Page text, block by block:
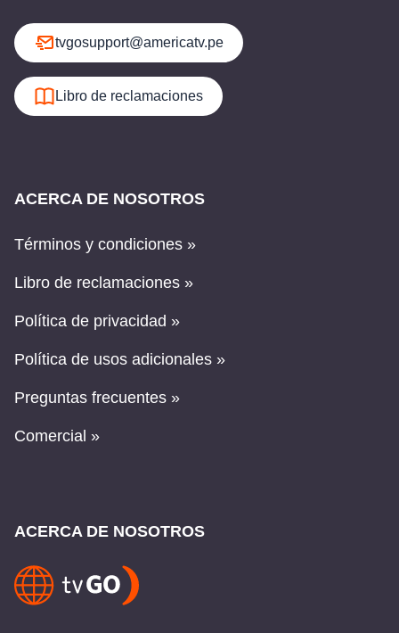
tvgosupport@americatv.pe
Libro de reclamaciones
ACERCA DE NOSOTROS
Términos y condiciones »
Libro de reclamaciones »
Política de privacidad »
Política de usos adicionales »
Preguntas frecuentes »
Comercial »
ACERCA DE NOSOTROS